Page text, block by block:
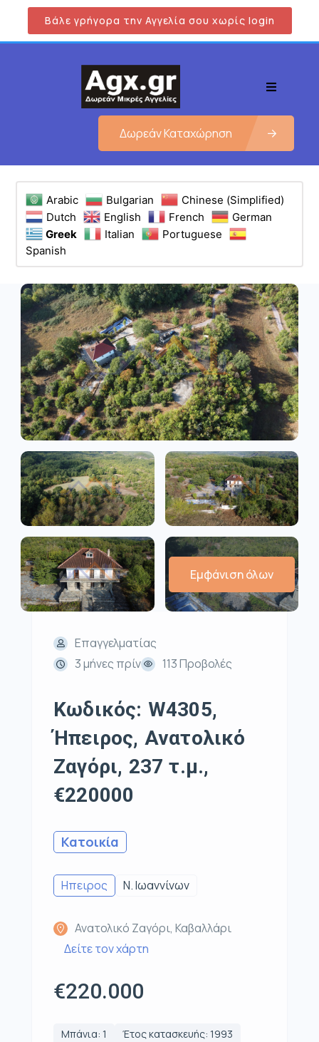
Βάλε γρήγορα την Αγγελία σου χωρίς login
Δωρεάν Καταχώρηση
Arabic Bulgarian
Chinese (Simplified)
Dutch
English French
German
Greek
Italian
Portuguese
Spanish
Εμφάνιση όλων
Επαγγελματίας
3 μήνες πρίν
113 Προβολές
Κωδικός: W4305,
Ήπειρος, Ανατολικό
Ζαγόρι, 237 τ.μ.,
€220000
Κατοικία
Ηπειρος Ν. Ιωαννίνων
Ανατολικό Ζαγόρι, Καβαλλάρι
Δείτε τον χάρτη
€220.000
Μπάνια: 1
Έτος κατασκευής: 1993